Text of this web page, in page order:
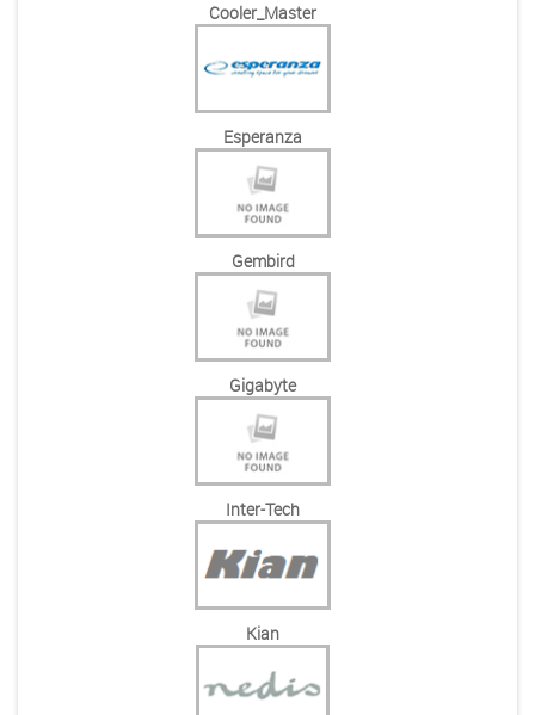
Cooler_Master
Esperanza
Gembird
Gigabyte
Inter-Tech
Kian